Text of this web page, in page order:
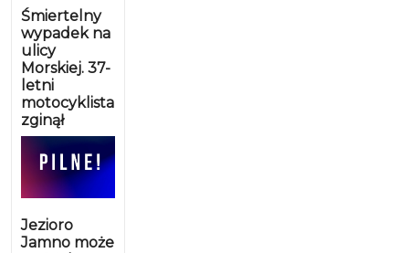
Śmiertelny
wypadek na
ulicy
Morskiej. 37-
letni
motocyklista
zginął
Jezioro
Jamno może